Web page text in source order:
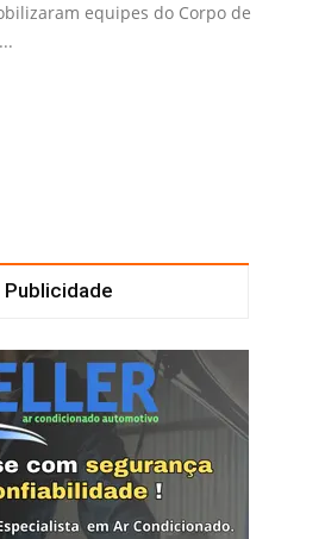
equipes do Corpo de
Publicidade